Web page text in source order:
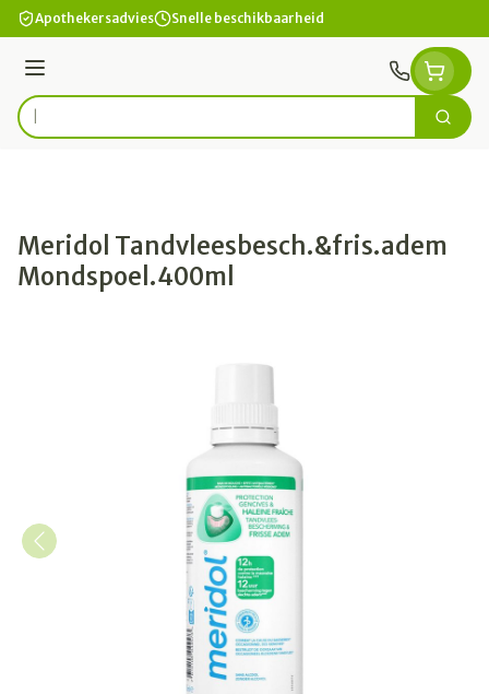
Ga naar de inhoud
Apothekersadvies Snelle beschikbaarheid
Menu
Product, merk, categorie... Zoek
Meridol Tandvleesbesch.&fris.adem
Mondspoel.400ml